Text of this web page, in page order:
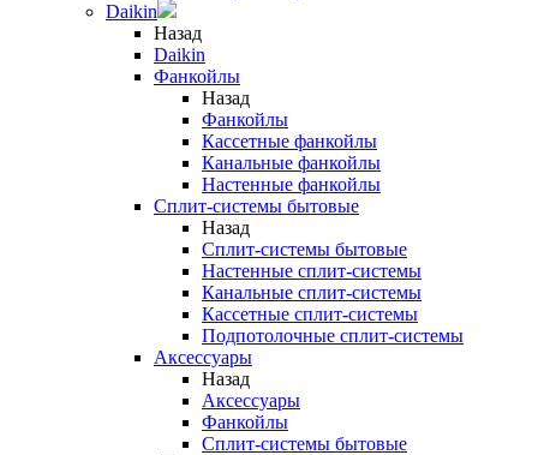
Daikin
Назад
Daikin
Фанкойлы
Назад
Фанкойлы
Кассетные фанкойлы
Канальные фанкойлы
Настенные фанкойлы
Сплит-системы бытовые
Назад
Сплит-системы бытовые
Настенные сплит-системы
Канальные сплит-системы
Кассетные сплит-системы
Подпотолочные сплит-системы
Аксессуары
Назад
Аксессуары
Фанкойлы
Сплит-системы бытовые